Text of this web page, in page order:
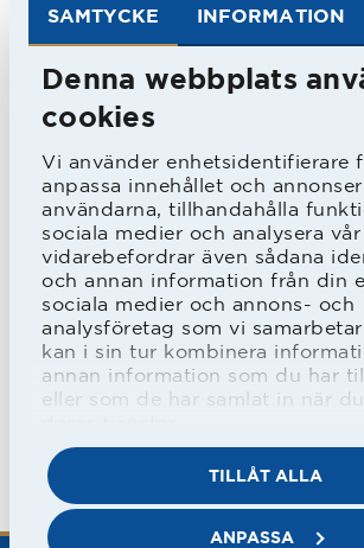
SAMTYCKE INFORMATION
Denna webbplats
cookies
Vi använder enhetsidentifierare
anpassa innehållet och
användarna, tillhandahålla
sociala medier och analysera
vidarebefordrar även sådana
och annan information från din
sociala medier och annons- och
analysföretag som vi
kan i sin tur kombinera
annan information som du har
eller som de har samlat in när
TILLÅT ALLA
ANPASSA
i Svenska Cupen mot AIK.
Det blev 2-1 efter att HBK
tolv minuter.
Målen gjordes av Stefan
Richard Magyar.